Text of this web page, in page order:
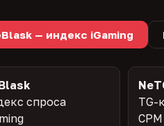
— индекс iGaming
спроса
TG-
CPM